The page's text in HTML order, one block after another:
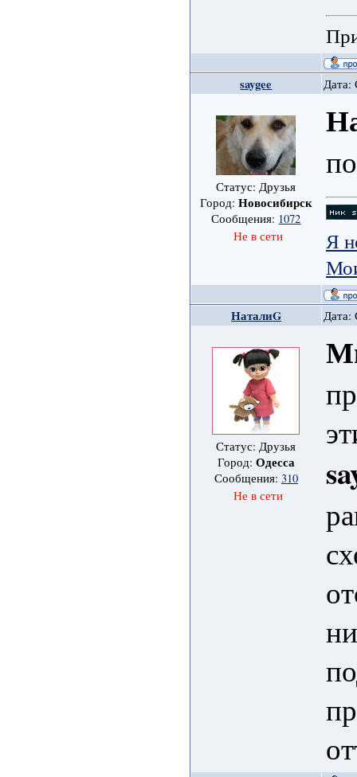
saygee Дата:
Статус: Друзья
Город: Новосибирск
Сообщения: 1072
Не в сети
Я
НаталиG Дата:
Статус: Друзья
Город: Одесса
Сообщения: 310
Не в сети